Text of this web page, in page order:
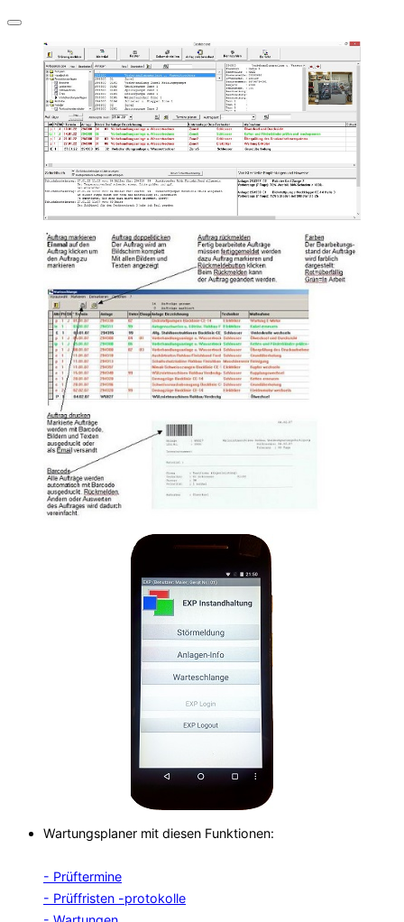
Navigation
umschalten
Wartungsplaner mit diesen Funktionen:
- Prüftermine
- Prüffristen -protokolle